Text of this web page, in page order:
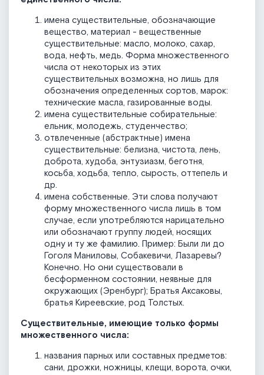
имена существительные, обозначающие
вещество, материал - вещественные
существительные: масло, молоко, сахар,
вода, нефть, медь. Форма множественного
числа от некоторых из этих
существительных возможна, но лишь для
обозначения определенных сортов, марок:
технические масла, газированные воды.
имена существительные собирательные:
ельник, молодежь, студенчество;
отвлеченные (абстрактные) имена
существительные: белизна, чистота, лень,
доброта, худоба, энтузиазм, беготня,
косьба, ходьба, тепло, сырость, оттепель и
др.
имена собственные. Эти слова получают
форму множественного числа лишь в том
случае, если употребляются нарицательно
или обозначают группу людей, носящих
одну и ту же фамилию. Пример: Были ли до
Гоголя Маниловы, Собакевичи, Лазаревы?
Конечно. Но они существовали в
бесформенном состоянии, неявные для
окружающих (Эренбург); Братья Аксаковы,
братья Киреевские, род Толстых.
Существительные, имеющие только формы
множественного числа:
названия парных или составных предметов:
сани, дрожки, ножницы, клещи, ворота, очки,